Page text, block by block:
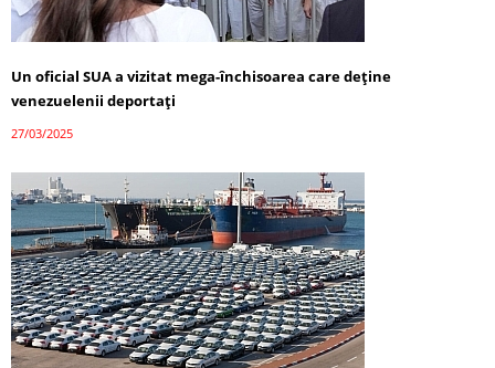
Un oficial SUA a vizitat mega-închisoarea care deține
venezuelenii deportați
27/03/2025